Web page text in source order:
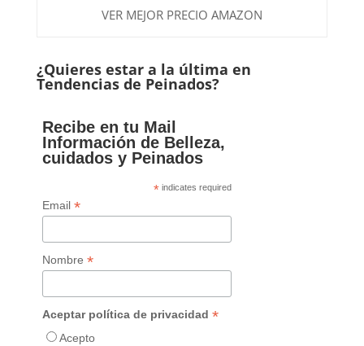
VER MEJOR PRECIO AMAZON
¿Quieres estar a la última en
Tendencias de Peinados?
Recibe en tu Mail
Información de Belleza,
cuidados y Peinados
* indicates required
Email*
Nombre*
Aceptar política de privacidad*
Acepto